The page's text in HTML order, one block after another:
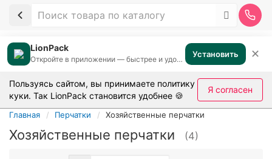
LionPack
Откройте в приложении — быстрее и удобнее Установить ✕
Пользуясь сайтом, вы принимаете политику
куки. Так LionPack становится удобнее 🍪
Я согласен
Главная Перчатки Хозяйственные перчатки
Хозяйственные перчатки (4)